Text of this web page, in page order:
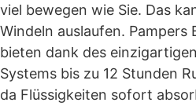
viel bewegen wie Sie. Das
Windeln auslaufen. Pampers
bieten dank des
Systems bis zu 12 Stunden
da Flüssigkeiten sofort